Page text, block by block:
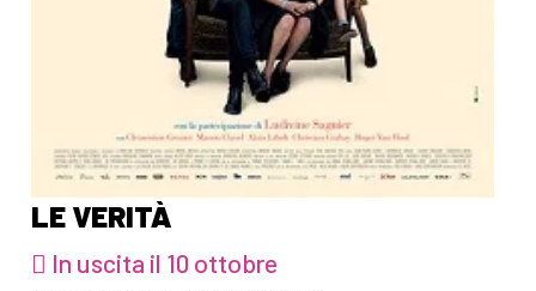
LE VERITÀ
In uscita il 10 ottobre